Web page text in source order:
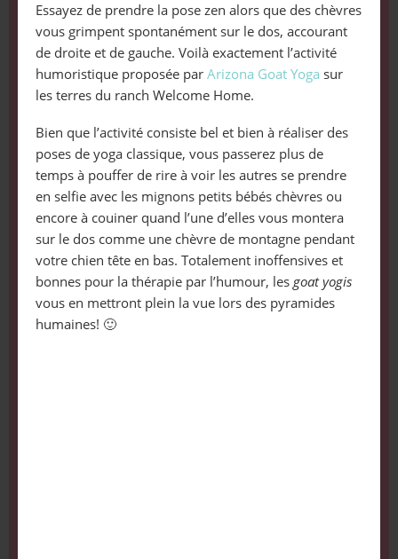
Essayez de prendre la pose zen alors que des chèvres
vous grimpent spontanément sur le dos, accourant
de droite et de gauche. Voilà exactement l’activité
humoristique proposée par Arizona Goat Yoga sur
les terres du ranch Welcome Home.
Bien que l’activité consiste bel et bien à réaliser des
poses de yoga classique, vous passerez plus de
temps à pouffer de rire à voir les autres se prendre
en selfie avec les mignons petits bébés chèvres ou
encore à couiner quand l’une d’elles vous montera
sur le dos comme une chèvre de montagne pendant
votre chien tête en bas. Totalement inoffensives et
bonnes pour la thérapie par l’humour, les goat yogis
vous en mettront plein la vue lors des pyramides
humaines! 🙂